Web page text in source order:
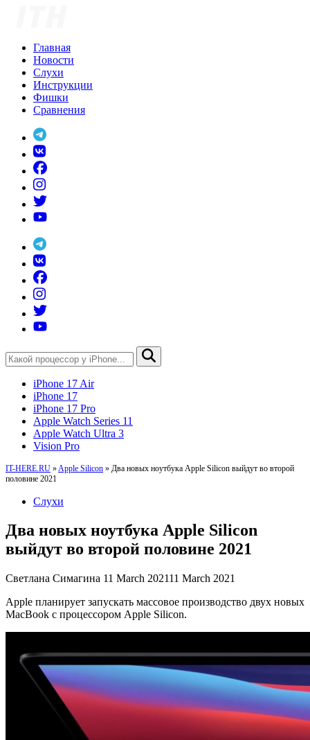
Главная
Новости
Слухи
Инструкции
Фишки
Сравнения
iPhone 17 Air
iPhone 17
iPhone 17 Pro
Apple Watch Series 11
Apple Watch Ultra 3
Vision Pro
IT-HERE.RU » Apple Silicon » Два новых ноутбука Apple Silicon выйдут во второй
половине 2021
Слухи
Два новых ноутбука Apple Silicon
выйдут во второй половине 2021
Светлана Симагина 11 March 202111 March 2021
Apple планирует запускать массовое производство двух новых
MacBook с процессором Apple Silicon.